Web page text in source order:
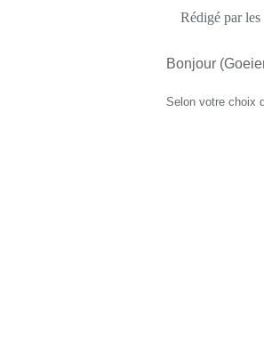
Rédigé par
Bonjour
Selon votre choix